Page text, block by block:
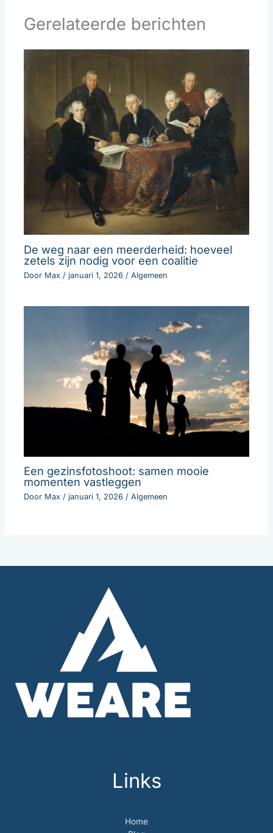
Gerelateerde berichten
De weg naar een meerderheid: hoeveel
zetels zijn nodig voor een coalitie
Door Max/ januari 1, 2026/Algemeen
Een gezinsfotoshoot: samen mooie
momenten vastleggen
Door Max/ januari 1, 2026/Algemeen
Links
Home